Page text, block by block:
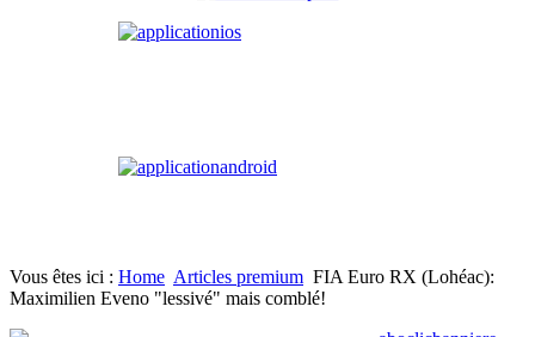
Vous êtes ici : Home Articles premium FIA Euro RX (Lohéac):
Maximilien Eveno "lessivé" mais comblé!